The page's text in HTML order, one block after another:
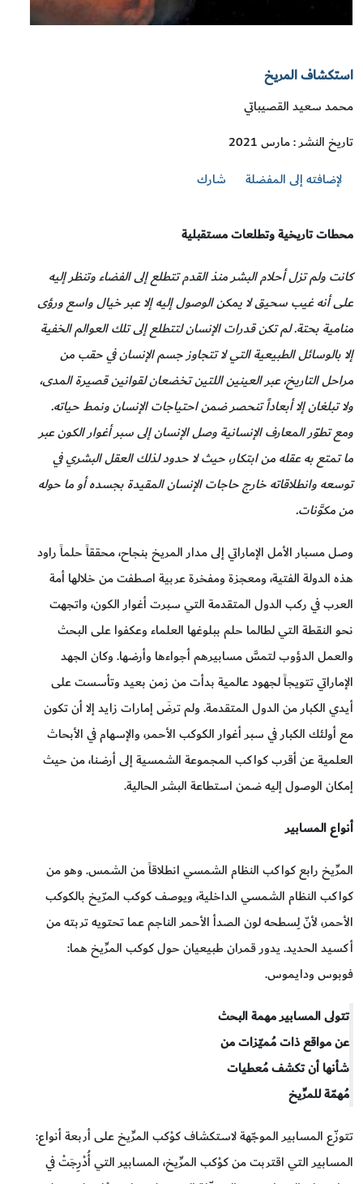
استكشاف المريخ
محمد سعيد القصيباتي
تاريخ النشر : مارس 2021
لإضافته إلى المفضلة
شارك
محطات تاريخية وتطلعات مستقبلية
كانت ولم تزل أحلام البشر منذ القدم تتطلع إلى الفضاء وتنظر إليه
على أنه غيب سحيق لا يمكن الوصول إليه إلا عبر خيال واسع ورؤى
منامية بحتة. لم تكن قدرات الإنسان لتتطلع إلى تلك العوالم الخفية
إلا بالوسائل الطبيعية التي لا تتجاوز جسم الإنسان في حقب من
مراحل التاريخ، عبر العينين اللتين تخضعان لقوانين قصيرة المدى،
ولا تبلغان إلا أبعاداً تنحصر ضمن احتياجات الإنسان ونمط حياته.
ومع تطوّر المعارف الإنسانية وصل الإنسان إلى سبر أغوار الكون عبر
ما تمتع به عقله من ابتكار، حيث لا حدود لذلك العقل البشري في
توسعه وانطلاقاته خارج حاجات الإنسان المقيدة بجسده أو ما حوله
من مكوَّنات.
وصل مسبار الأمل الإماراتي إلى مدار المريخ بنجاح، محققاً حلماً راود
هذه الدولة الفتية، ومعجزة ومفخرة عربية اصطفت من خلالها أمة
العرب في ركب الدول المتقدمة التي سبرت أغوار الكون، واتجهت
نحو النقطة التي لطالما حلم ببلوغها العلماء وعكفوا على البحث
والعمل الدؤوب لتمسَّ مسابيرهم أجواءها وأرضها. وكان الجهد
الإماراتي تتويجاً لجهود عالمية بدأت من زمن بعيد وتأسست على
أيدي الكبار من الدول المتقدمة. ولم ترضَ إمارات زايد إلا أن تكون
مع أولئك الكبار في سبر أغوار الكوكب الأحمر، والإسهام في الأبحاث
العلمية عن أقرب كواكب المجموعة الشمسية إلى أرضنا، من حيث
إمكان الوصول إليه ضمن استطاعة البشر الحالية.
أنواع المسابير
المرِّيخ رابع كواكب النظام الشمسي انطلاقاً من الشمس. وهو من
كواكب النظام الشمسي الداخلية، ويوصف كوكب المرّيخ بالكوكب
الأحمر، لأنّ لِسطحه لون الصدأ الأحمر الناجم عما تحتويه تربته من
أكسيد الحديد. يدور قمران طبيعيان حول كوكب المرِّيخ هما:
فوبوس ودايموس.
تتولى المسابير مهمة البحث
عن مواقع ذات مُميّزات من
شأنها أن تكشف مُعطيات
مُهمّة للمرِّيخ
تتوزّع المسابير الموجّهة لاستكشاف كوْكب المرِّيخ على أربعة أنواع:
المسابير التي اقتربت من كوْكب المرِّيخ، المسابير التي أُدْرِجَتْ في